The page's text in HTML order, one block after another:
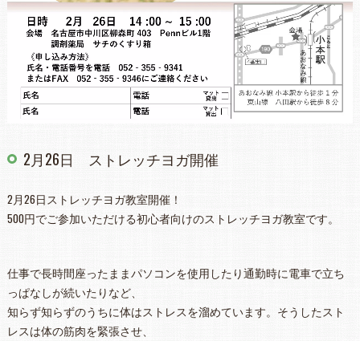
2月26日 ストレッチヨガ開催
2月26日ストレッチヨガ教室開催！
500円でご参加いただける初心者向けのストレッチヨガ教室です。
仕事で長時間座ったままパソコンを使用したり通勤時に電車で立ち
っぱなしが続いたりなど、
知らず知らずのうちに体はストレスを溜めています。そうしたスト
レスは体の筋肉を緊張させ、